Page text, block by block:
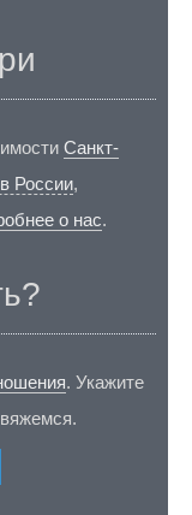
Санкт-
России,
о нас.
. Укажите